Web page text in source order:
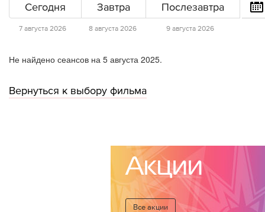
Сегодня
7 августа 2026
Завтра
8 августа 2026
Послезавтра
9 августа 2026
Не найдено сеансов на 5 августа 2025.
Вернуться к выбору фильма
Акции
Все акции